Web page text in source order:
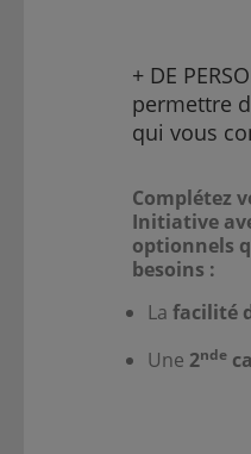
+ DE
permettre
qui vous
Complétez
Initiative
optionnels
besoins :
Lafacilité
Une 2nde